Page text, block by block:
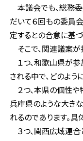
本議会でも、総務
だいて６回もの委員
定するとの合意に基
そこで、関連議案
１つ、和歌山県が
される中で、どのよう
２つ、本県の個性
兵庫県のような大き
れるのであります。
３つ、関西広域連